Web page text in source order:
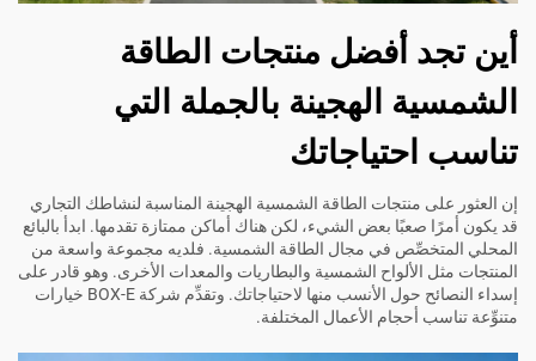
أين تجد أفضل منتجات الطاقة
الشمسية الهجينة بالجملة التي
تناسب احتياجاتك
إن العثور على منتجات الطاقة الشمسية الهجينة المناسبة لنشاطك التجاري
قد يكون أمرًا صعبًا بعض الشيء، لكن هناك أماكن ممتازة تقدمها. ابدأ بالبائع
المحلي المتخصِّص في مجال الطاقة الشمسية. فلديه مجموعة واسعة من
المنتجات مثل الألواح الشمسية والبطاريات والمعدات الأخرى. وهو قادر على
إسداء النصائح حول الأنسب منها لاحتياجاتك. وتقدِّم شركة BOX-E خيارات
متنوِّعة تناسب أحجام الأعمال المختلفة.